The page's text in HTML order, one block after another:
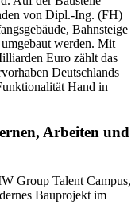
von Dipl.-Ing. (FH)
Bahnsteige
werden. Mit
Euro zählt das
Deutschlands
Hand in
Arbeiten und
Group Talent Campus,
Bauprojekt im